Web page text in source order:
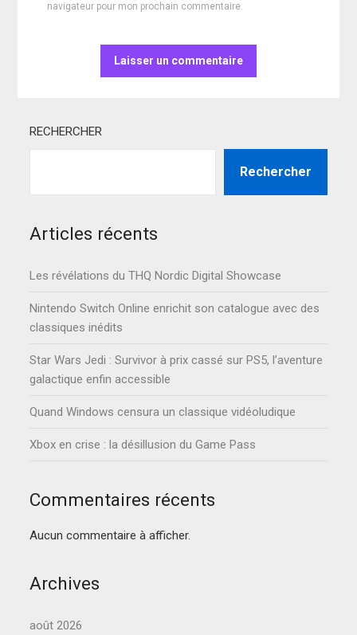
navigateur pour mon prochain commentaire.
RECHERCHER
Rechercher
Articles récents
Les révélations du THQ Nordic Digital Showcase
Nintendo Switch Online enrichit son catalogue avec des
classiques inédits
Star Wars Jedi : Survivor à prix cassé sur PS5, l’aventure
galactique enfin accessible
Quand Windows censura un classique vidéoludique
Xbox en crise : la désillusion du Game Pass
Commentaires récents
Aucun commentaire à afficher.
Archives
août 2026